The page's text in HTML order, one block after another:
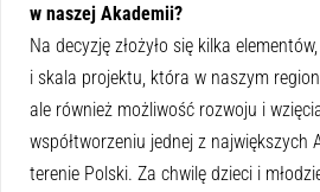
w naszej Akademii?
Na decyzję złożyło się kilka
i skala projektu, która w naszym
ale również możliwość rozwoju i
współtworzeniu jednej z największych
terenie Polski. Za chwilę dzieci i